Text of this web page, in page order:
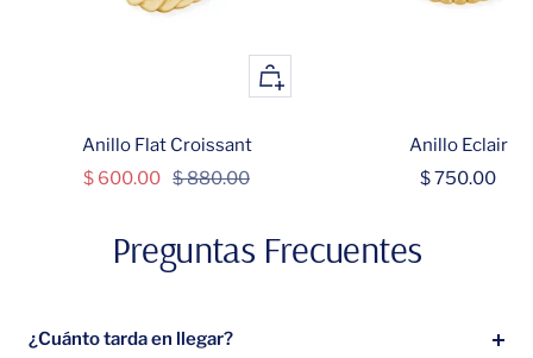
+
Anillo Flat Croissant
Precio
venta
$ 600.00 Precio
$ 880.00
Anillo Eclair
Precio
$ 750.00
Preguntas Frecuentes
¿Cuánto tarda en llegar?